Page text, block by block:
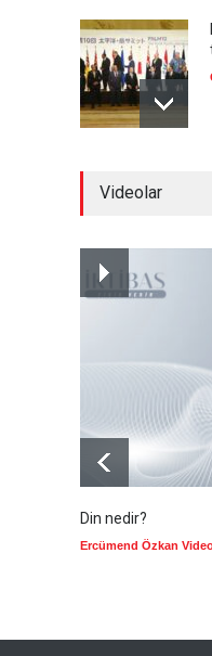
Videolar
Din nedir?
Ercümend Özkan